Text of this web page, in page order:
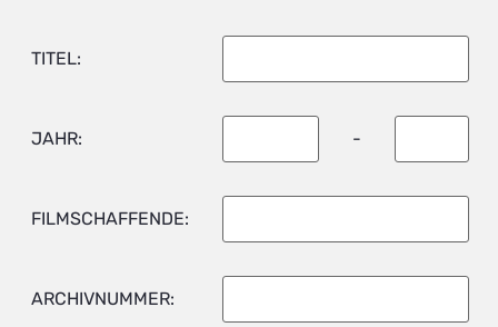
TITEL:
JAHR: -
FILMSCHAFFENDE:
ARCHIVNUMMER: